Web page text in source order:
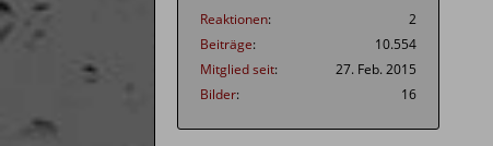
Reaktionen
2
Beiträge
10.554
Mitglied seit
27. Feb. 2015
Bilder
16